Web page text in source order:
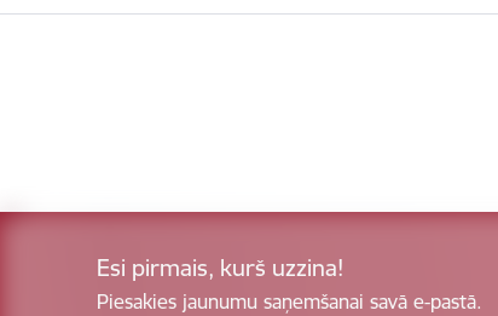
Esi pirmais, kurš uzzina!
Piesakies jaunumu saņemšanai savā e-pastā.